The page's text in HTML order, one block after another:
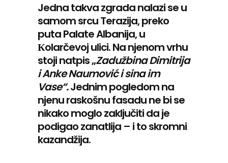
Jedna takva zgrada nalazi se u
samom srcu Terazija, preko
puta Palate Albanija, u
Кolarčevoj ulici. Na njenom vrhu
stoji natpis „Zadužbina Dimitrija
i Anke Naumović i sina im
Vase“.Jednim pogledom na
njenu raskošnu fasadu ne bi se
nikako moglo zaključiti da je
podigao zanatlija – i to skromni
kazandžija.